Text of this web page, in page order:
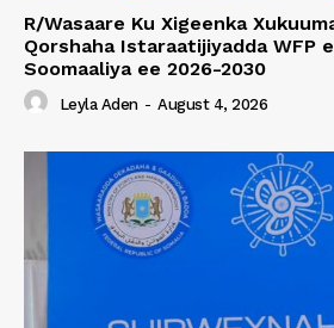
R/Wasaare Ku Xigeenka
Qorshaha Istaraatijiyadda WFP
Soomaaliya ee 2026-2030
Leyla Aden - August 4, 2026